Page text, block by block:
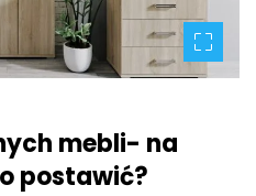
mebli- na
postawić?